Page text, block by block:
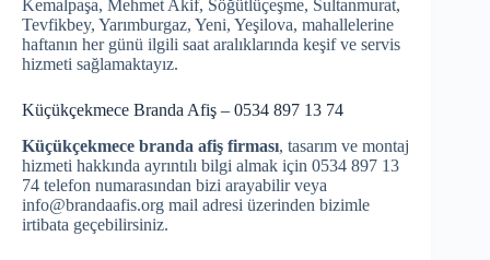
Kemalpaşa, Mehmet Akif, Söğütlüçeşme, Sultanmurat,
Tevfikbey, Yarımburgaz, Yeni, Yeşilova, mahallelerine
haftanın her günü ilgili saat aralıklarında keşif ve servis
hizmeti sağlamaktayız.
Küçükçekmece Branda Afiş – 0534 897 13 74
Küçükçekmece branda afiş firması, tasarım ve montaj
hizmeti hakkında ayrıntılı bilgi almak için 0534 897 13
74 telefon numarasından bizi arayabilir veya
info@brandaafis.org mail adresi üzerinden bizimle
irtibata geçebilirsiniz.